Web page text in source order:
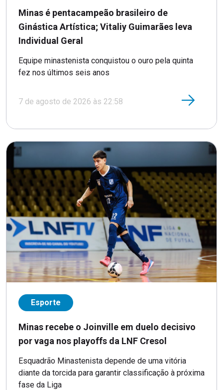
Minas é pentacampeão brasileiro de
Ginástica Artística; Vitaliy Guimarães leva
Individual Geral
Equipe minastenista conquistou o ouro pela quinta
fez nos últimos seis anos
7 de agosto de 2026 às 22:58
Esporte
Minas recebe o Joinville em duelo decisivo
por vaga nos playoffs da LNF Cresol
Esquadrão Minastenista depende de uma vitória
diante da torcida para garantir classificação à próxima
fase da Liga